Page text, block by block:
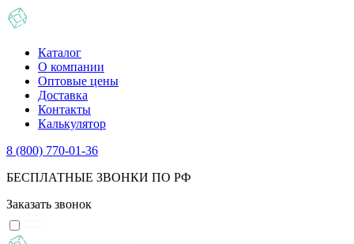
Каталог
О компании
Оптовые цены
Доставка
Контакты
Калькулятор
8 (800) 770-01-36
БЕСПЛАТНЫЕ ЗВОНКИ ПО РФ
Заказать звонок